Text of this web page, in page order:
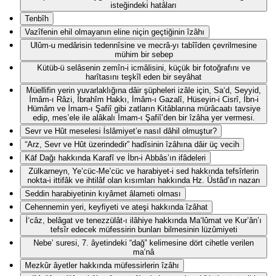
isteğindeki hatâları
Tenbîh
Vazîfenin ehil olmayanın eline niçin geçtiğinin îzâhı
Ulûm-u medârisin tedennîsine ve mecrâ-yı tabîîden çevrilmesine
mühim bir sebep
Kütüb-ü selâsenin zemîn-i icmâlisini, küçük bir fotoğrafını ve
harîtasını teşkîl eden bir seyâhat
Müellifin yerin yuvarlaklığına dâir şüpheleri izâle için, Sa‘d, Seyyid,
İmâm-ı Râzi, İbrahîm Hakkı, İmâm-ı Gazalî, Hüseyin-i Cisrî, İbn-i
Hümâm ve İmam-ı Şafiî gibi zatların Kitâblarına mürâcaatı tavsiye
edip, mes’ele ile alâkalı İmam-ı Şafiî’den bir îzâha yer vermesi.
Sevr ve Hût meselesi İslâmiyet’e nasıl dâhil olmuştur?
“Arz, Sevr ve Hût üzerindedir” hadîsinin îzâhına dâir üç vecih
Kāf Dağı hakkında Karafî ve İbn-i Abbâs’ın ifâdeleri
Zülkarneyn, Ye’cüc-Me’cüc ve harabiyet-i sed hakkında tefsîrlerin
nokta-i ittifâk ve ihtilâf olan kısımları hakkında Hz. Üstâd’ın nazarı
Seddin harabiyetinin kıyâmet âlameti olması
Cehennemin yeri, keyfiyeti ve ateşi hakkında îzâhat
İ‘câz, belâgat ve tenezzülât-ı ilâhiye hakkında Ma‘lûmat ve Kur’ân’ı
tefsîr edecek müfessirin bunları bilmesinin lüzûmiyeti
Nebe’ suresi, 7. âyetindeki “dağ” kelimesine dört cihetle verilen
ma‘nâ
Mezkûr âyetler hakkında müfessirlerin îzâhı